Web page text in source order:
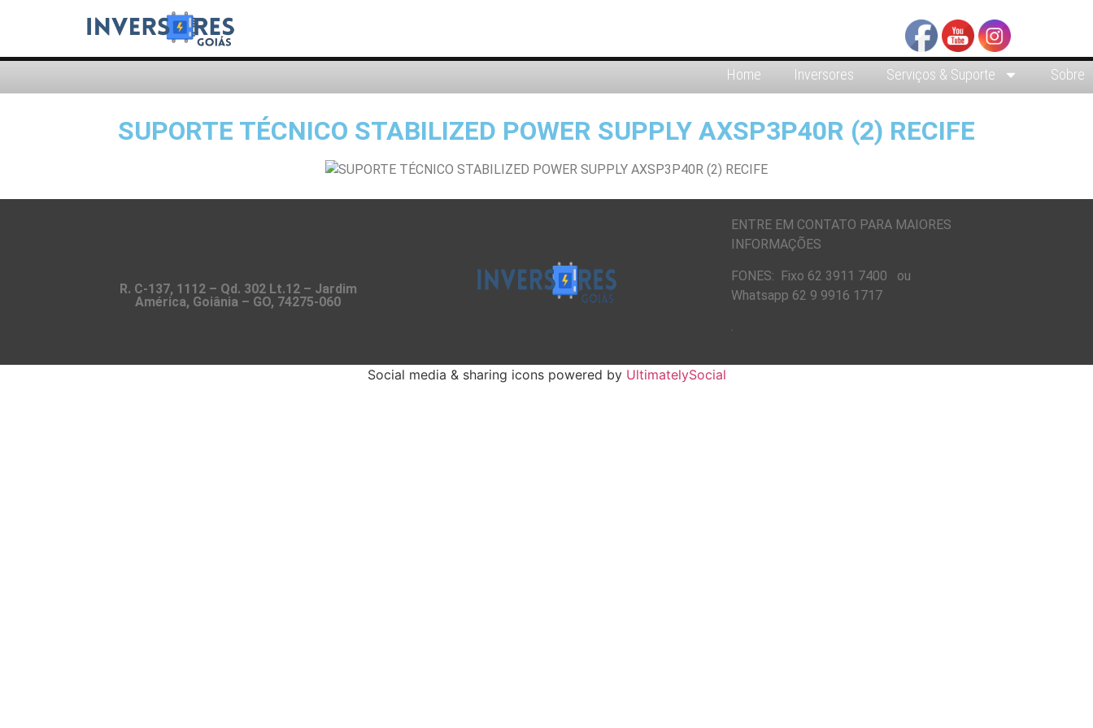
Home Inversores Serviços & Suporte Sobre
SUPORTE TÉCNICO STABILIZED POWER SUPPLY AXSP3P40R (2) RECIFE
R. C-137, 1112 – Qd. 302 Lt.12 – Jardim
América, Goiânia – GO, 74275-060
ENTRE EM CONTATO PARA MAIORES
INFORMAÇÕES
FONES: Fixo 62 3911 7400 ou
Whatsapp 62 9 9916 1717
.
Social media & sharing icons powered by UltimatelySocial